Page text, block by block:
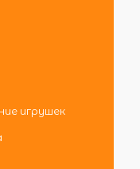
игрушек